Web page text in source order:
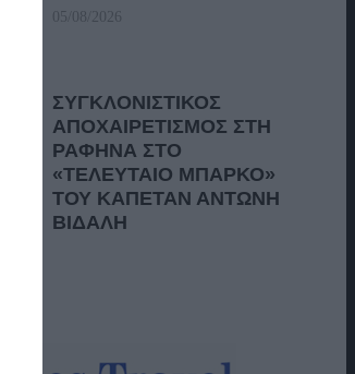
05/08/2026
ΣΥΓΚΛΟΝΙΣΤΙΚΟΣ
ΑΠΟΧΑΙΡΕΤΙΣΜΟΣ ΣΤΗ
ΡΑΦΗΝΑ ΣΤΟ
«ΤΕΛΕΥΤΑΙΟ ΜΠΑΡΚΟ»
ΤΟΥ ΚΑΠΕΤΑΝ ΑΝΤΩΝΗ
ΒΙΔΑΛΗ